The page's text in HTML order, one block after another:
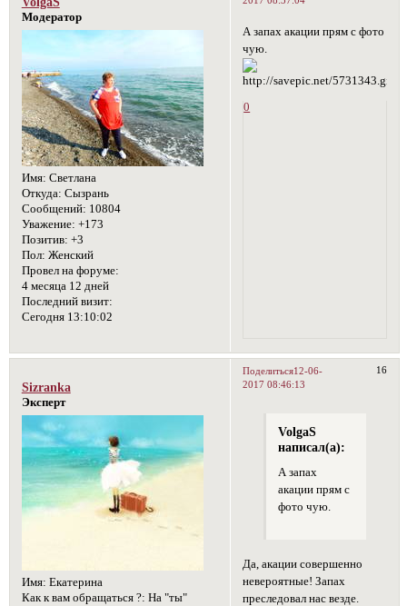
Модератор
Имя: Светлана
Откуда: Сызрань
Сообщений: 10804
Уважение: +173
Позитив: +3
Пол: Женский
Провел на форуме:
4 месяца 12 дней
Последний визит:
Сегодня 13:10:02
А запах акации прям с фото
чую.
0
Поделиться 16
12-06-
2017 08:46:13
Sizranka
Эксперт
Имя: Екатерина
Как к вам обращаться ?: На "ты"
VolgaS
написал(а):
А запах
акации прям с
фото чую.
Да, акации совершенно
невероятные! Запах
преследовал нас везде.